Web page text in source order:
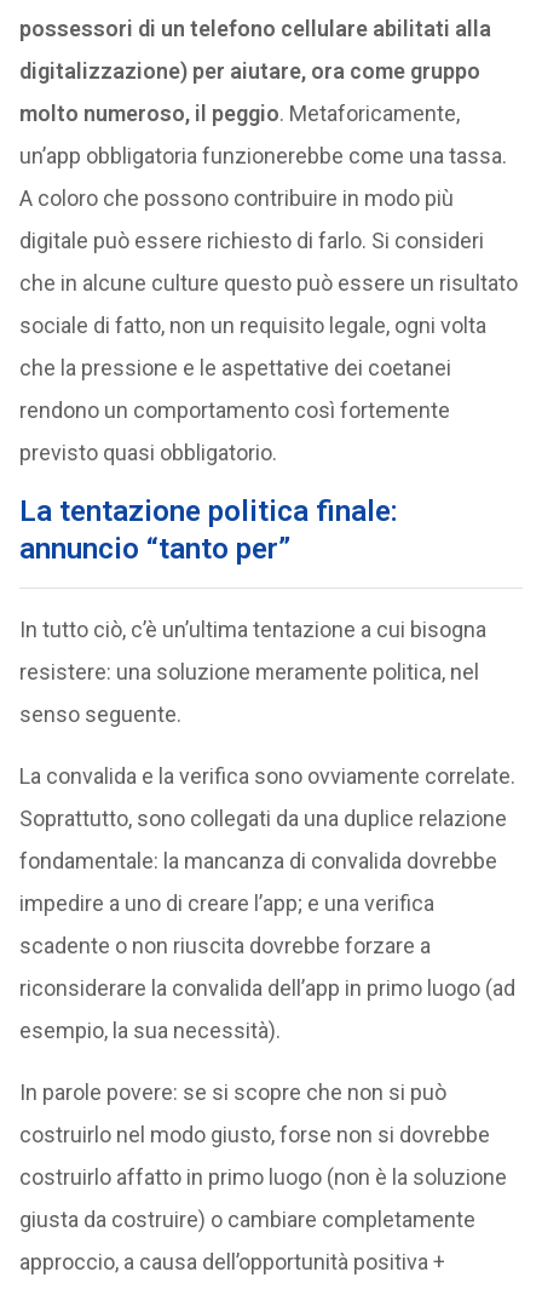
possessori di un telefono cellulare abilitati alla
digitalizzazione) per aiutare, ora come gruppo
molto numeroso, il peggio. Metaforicamente,
un’app obbligatoria funzionerebbe come una tassa.
A coloro che possono contribuire in modo più
digitale può essere richiesto di farlo. Si consideri
che in alcune culture questo può essere un risultato
sociale di fatto, non un requisito legale, ogni volta
che la pressione e le aspettative dei coetanei
rendono un comportamento così fortemente
previsto quasi obbligatorio.
La tentazione politica finale:
annuncio “tanto per”
In tutto ciò, c’è un’ultima tentazione a cui bisogna
resistere: una soluzione meramente politica, nel
senso seguente.
La convalida e la verifica sono ovviamente correlate.
Soprattutto, sono collegati da una duplice relazione
fondamentale: la mancanza di convalida dovrebbe
impedire a uno di creare l’app; e una verifica
scadente o non riuscita dovrebbe forzare a
riconsiderare la convalida dell’app in primo luogo (ad
esempio, la sua necessità).
In parole povere: se si scopre che non si può
costruirlo nel modo giusto, forse non si dovrebbe
costruirlo affatto in primo luogo (non è la soluzione
giusta da costruire) o cambiare completamente
approccio, a causa dell’opportunità positiva +